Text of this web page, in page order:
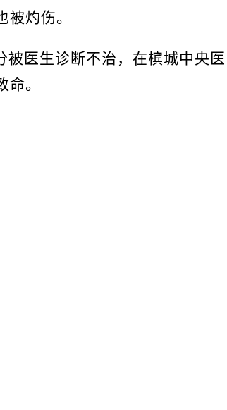
灼伤。
医生诊断不治，在槟城中央医
。